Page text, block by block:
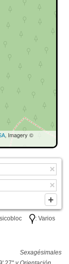
, Imagery ©
: Varios
Sexagésimales